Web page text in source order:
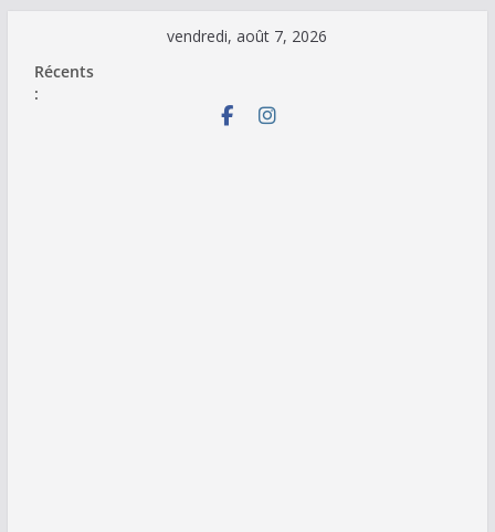
contenu
vendredi, août 7, 2026
Récents
: